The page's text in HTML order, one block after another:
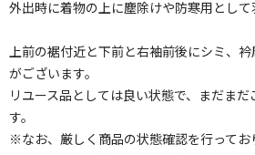
外出時に着物の上に塵除けや防寒用として
上前の裾付近と下前と右袖前後にシミ、
がございます。
リユース品としては良い状態で、まだまだ
す。
※なお、厳しく商品の状態確認を行ってお